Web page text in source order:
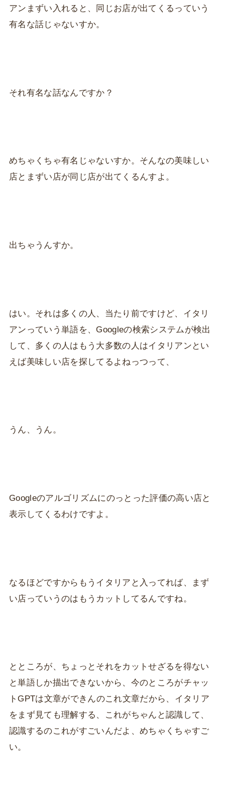
アンまずい入れると、同じお店が出てくるっていう
有名な話じゃないすか。
それ有名な話なんですか？
めちゃくちゃ有名じゃないすか。そんなの美味しい
店とまずい店が同じ店が出てくるんすよ。
出ちゃうんすか。
はい。それは多くの人、当たり前ですけど、イタリ
アンっていう単語を、Googleの検索システムが検出
して、多くの人はもう大多数の人はイタリアンとい
えば美味しい店を探してるよねっつって、
うん、うん。
Googleのアルゴリズムにのっとった評価の高い店と
表示してくるわけですよ。
なるほどですからもうイタリアと入ってれば、まず
い店っていうのはもうカットしてるんですね。
とところが、ちょっとそれをカットせざるを得ない
と単語しか描出できないから、今のところがチャッ
トGPTは文章ができんのこれ文章だから、イタリア
をまず見ても理解する、これがちゃんと認識して、
認識するのこれがすごいんだよ、めちゃくちゃすご
い。